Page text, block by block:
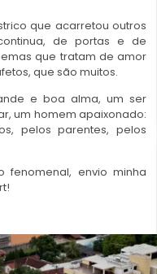
que acarretou outros
de portas e de
que tratam de amor
que são muitos.
e boa alma, um ser
um homem apaixonado:
pelos parentes, pelos
envio minha